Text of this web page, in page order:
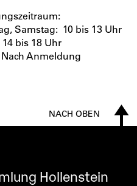
Samstag: 10 bis 13 Uhr
bis 18 Uhr
Anmeldung
NACH OBEN
Hollenstein